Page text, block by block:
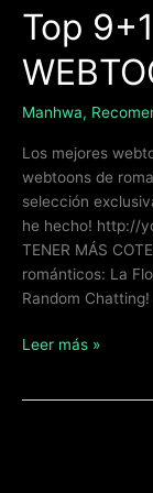
Top
Manhwa,
Los mejores
webtoons de
selección
he hecho! http://
TENER MÁS
románticos: La
Random
Leer más »